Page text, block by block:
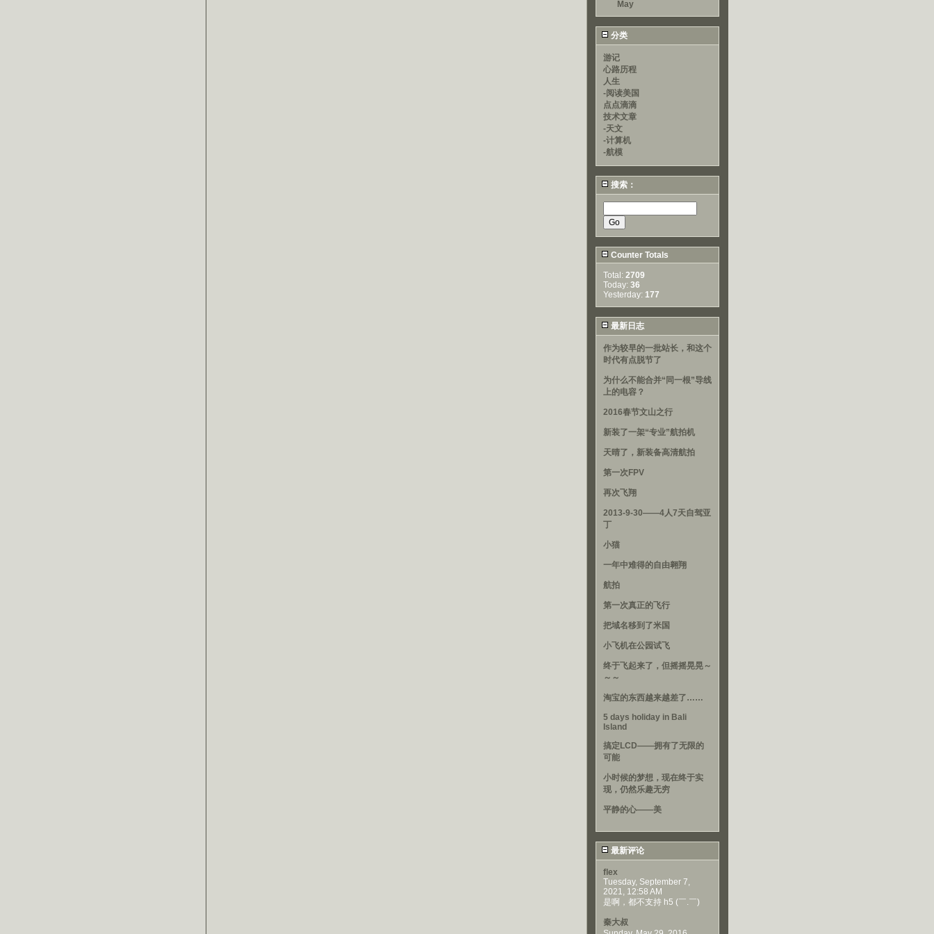
May
分类
游记
心路历程
人生
-阅读美国
点点滴滴
技术文章
-天文
-计算机
-航模
搜索：
Counter Totals
Total: 2709
Today: 36
Yesterday: 177
最新日志
作为较早的一批站长，和这个
时代有点脱节了
为什么不能合并“同一根”导线
上的电容？
2016春节文山之行
新装了一架“专业”航拍机
天晴了，新装备高清航拍
第一次FPV
再次飞翔
2013-9-30——4人7天自驾亚
丁
小猫
一年中难得的自由翱翔
航拍
第一次真正的飞行
把域名移到了米国
小飞机在公园试飞
终于飞起来了，但摇摇晃晃～
～～
淘宝的东西越来越差了……
5 days holiday in Bali
Island
搞定LCD——拥有了无限的
可能
小时候的梦想，现在终于实
现，仍然乐趣无穷
平静的心——美
最新评论
flex
Tuesday, September 7,
2021, 12:58 AM
是啊，都不支持 h5 (￣.￣)
秦大叔